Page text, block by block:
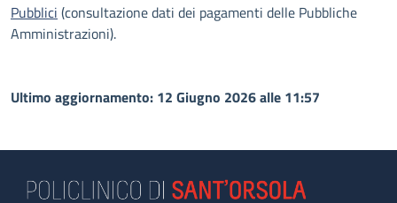
Pubblici (consultazione dati dei pagamenti delle Pubbliche
Amministrazioni).
Ultimo aggiornamento: 12 Giugno 2026 alle 11:57